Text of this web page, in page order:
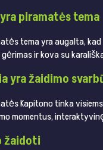
yra piramatės tema
tema yra augalta,
ir kova su
yra žaidimo
Kapitono tinka
momentus,
žaidoti